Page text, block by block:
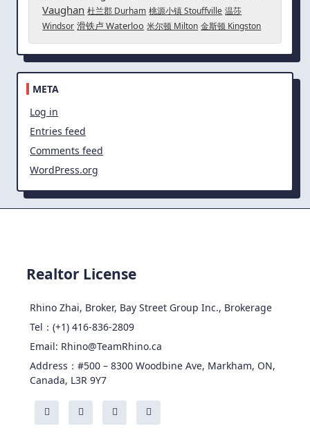
Vaughan 杜兰郡 Durham 桃源小镇 Stouffville 温莎
Windsor 滑铁卢 Waterloo 米尔顿 Milton 金斯顿 Kingston
META
Log in
Entries feed
Comments feed
WordPress.org
Realtor License
Rhino Zhai, Broker, Bay Street Group Inc., Brokerage
Tel：(+1) 416-836-2809
Email: Rhino@TeamRhino.ca
Address：#500 – 8300 Woodbine Ave, Markham, ON,
Canada, L3R 9Y7